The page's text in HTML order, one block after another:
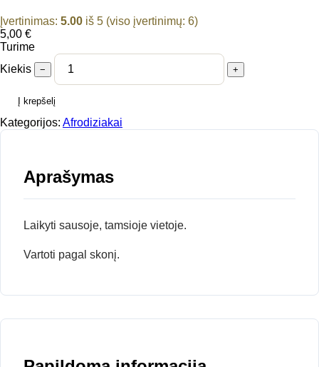
Įvertinimas: 5.00 iš 5 (viso įvertinimų: 6)
5,00 €
Turime
Kiekis
− +
Į krepšelį
Kategorijos: Afrodiziakai
Aprašymas
Laikyti sausoje, tamsioje vietoje.
Vartoti pagal skonį.